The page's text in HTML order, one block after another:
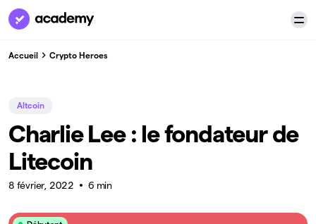
Accueil Crypto Heroes
Altcoin
Charlie Lee : le fondateur de
Litecoin
8 février, 2022 6 min